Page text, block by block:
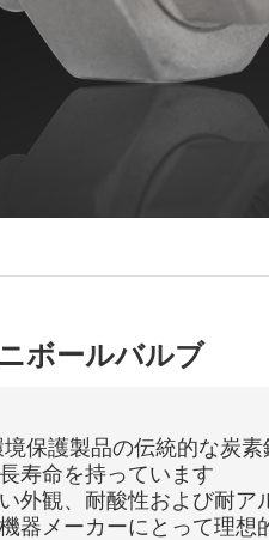
ボールバルブ
保護製品の伝統的な炭
寿命を持っています
外観、耐酸性および耐
器メーカーにとって理想